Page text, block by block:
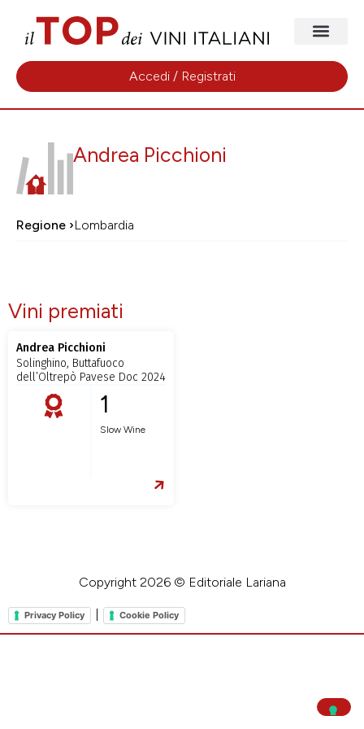
Accedi / Registrati
Andrea Picchioni
Regione ›Lombardia
Vini premiati
Andrea Picchioni
Solinghino, Buttafuoco
dell’Oltrepò Pavese Doc 2024
1
Slow Wine
Copyright 2026 © Editoriale Lariana
Privacy Policy Cookie Policy